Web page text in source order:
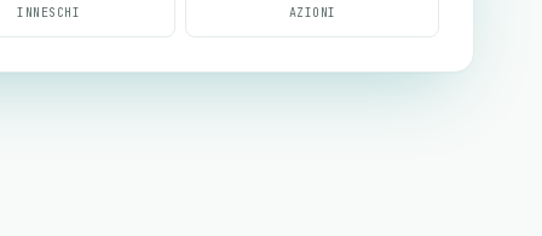
INNESCHI AZIONI